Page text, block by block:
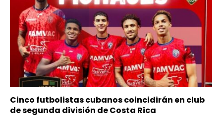
Cinco futbolistas cubanos coincidirán en club
de segunda división de Costa Rica